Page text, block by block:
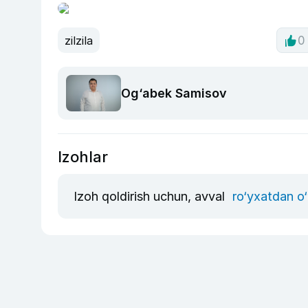
zilzila 0
Og‘abek Samisov
Izohlar
Izoh qoldirish uchun, avval ro‘yxatdan